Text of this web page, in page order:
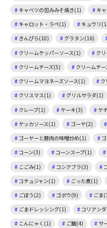
キャベツの包みみそ焼き(1)
キ
キャロット・ラペ(1)
キュウリ
きんぴら(10)
グラタン(16)
クリームケッパーソース(1)
ク
クリームチーズ(5)
クリームチ
クリームマヨネーズソース(1)
クリスマス(1)
グリルサラダ(1)
クレープ(1)
ケーキ(3) ケ
ケッカソース(1)
ゴーヤ(2)
ゴーヤーと豚肉の味噌炒め(1)
コーン(3)
コーンスープ(1)
こごみ(1)
コシアブラ(3)
コチュジャン(1)
ごった煮(1)
ごぼう(2)
ゴボウ(9) ごま
ごまドレッシング(1)
コリアン
こんにゃく(1)
ご飯(4) サ